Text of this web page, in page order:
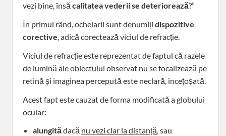
vezi bine, însă calitateavederii se deteriorează?”
În primul rând, ochelarii sunt denumiți dispozitive
corective, adică corectează viciul de refracție.
Viciul de refracție este reprezentat de faptul că razele
de lumină ale obiectului observat nu se focalizează pe
retină și imaginea percepută este neclară, încețoșată.
Acest fapt este cauzat de forma modificată a globului
ocular:
alungitădacă nu vezi clar la distanță, sau